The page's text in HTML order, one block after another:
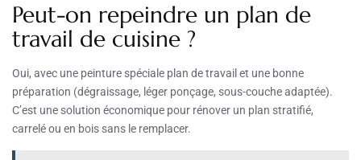
Peut-on repeindre un plan de
travail de cuisine ?
Oui, avec une peinture spéciale plan de travail et une bonne
préparation (dégraissage, léger ponçage, sous-couche adaptée).
C’est une solution économique pour rénover un plan stratifié,
carrelé ou en bois sans le remplacer.